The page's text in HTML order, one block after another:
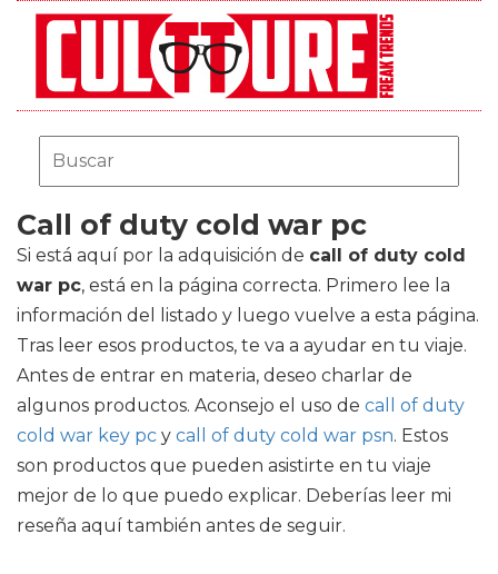
Call of duty cold war pc
Si está aquí por la adquisición de call of duty cold
war pc, está en la página correcta. Primero lee la
información del listado y luego vuelve a esta página.
Tras leer esos productos, te va a ayudar en tu viaje.
Antes de entrar en materia, deseo charlar de
algunos productos. Aconsejo el uso de call of duty
cold war key pc y call of duty cold war psn. Estos
son productos que pueden asistirte en tu viaje
mejor de lo que puedo explicar. Deberías leer mi
reseña aquí también antes de seguir.